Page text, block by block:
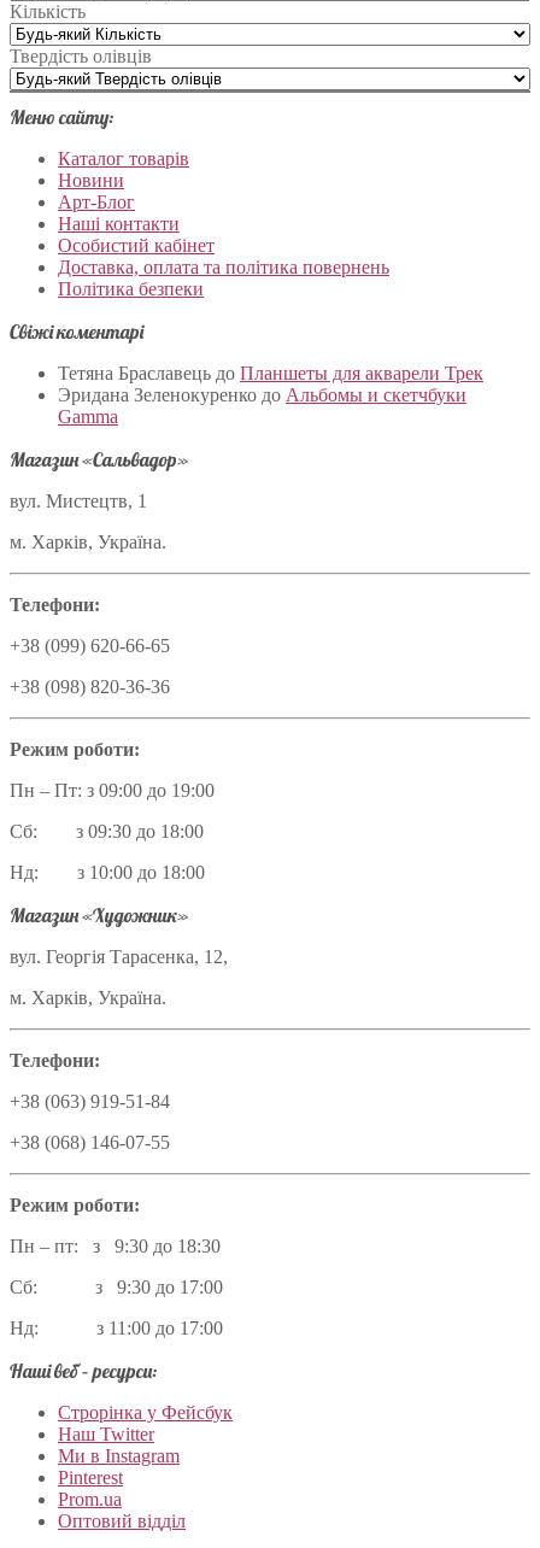
Кількість
Твердість олівців
Меню сайту:
Каталог товарів
Новини
Арт-Блог
Наші контакти
Особистий кабінет
Доставка, оплата та політика повернень
Політика безпеки
Свіжі коментарі
Тетяна Браславець до Планшеты для акварели Трек
Эридана Зеленокуренко до Альбомы и скетчбуки
Gamma
Магазин «Сальвадор»
вул. Мистецтв, 1
м. Харків, Україна.
Телефони:
+38 (099) 620-66-65
+38 (098) 820-36-36
Режим роботи:
Пн – Пт: з 09:00 до 19:00
Сб: з 09:30 до 18:00
Нд: з 10:00 до 18:00
Магазин «Художник»
вул. Георгія Тарасенка, 12,
м. Харків, Україна.
Телефони:
+38 (063) 919-51-84
+38 (068) 146-07-55
Режим роботи:
Пн – пт: з 9:30 до 18:30
Сб: з 9:30 до 17:00
Нд: з 11:00 до 17:00
Наші веб – ресурси:
Строрінка у Фейсбук
Наш Twitter
Ми в Instagram
Pinterest
Prom.ua
Оптовий відділ